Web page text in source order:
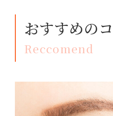
おすすめの
Reccomend